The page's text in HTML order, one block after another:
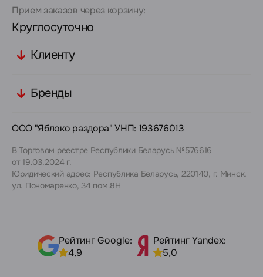
Прием заказов через корзину:
Круглосуточно
Клиенту
Бренды
ООО "Яблоко раздора" УНП: 193676013
В Торговом реестре Республики Беларусь №576616
от 19.03.2024 г.
Юридический адрес: Республика Беларусь, 220140, г. Минск,
ул. Пономаренко, 34 пом.8Н
Рейтинг Google:
4,9
Рейтинг Yandex:
5,0